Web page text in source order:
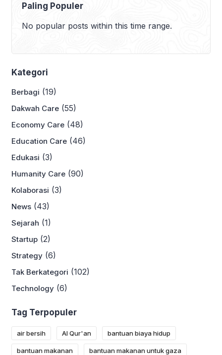
Paling Populer
No popular posts within this time range.
Kategori
Berbagi (19)
Dakwah Care (55)
Economy Care (48)
Education Care (46)
Edukasi (3)
Humanity Care (90)
Kolaborasi (3)
News (43)
Sejarah (1)
Startup (2)
Strategy (6)
Tak Berkategori (102)
Technology (6)
Tag Terpopuler
air bersih Al Qur'an bantuan biaya hidup
bantuan makanan bantuan makanan untuk gaza